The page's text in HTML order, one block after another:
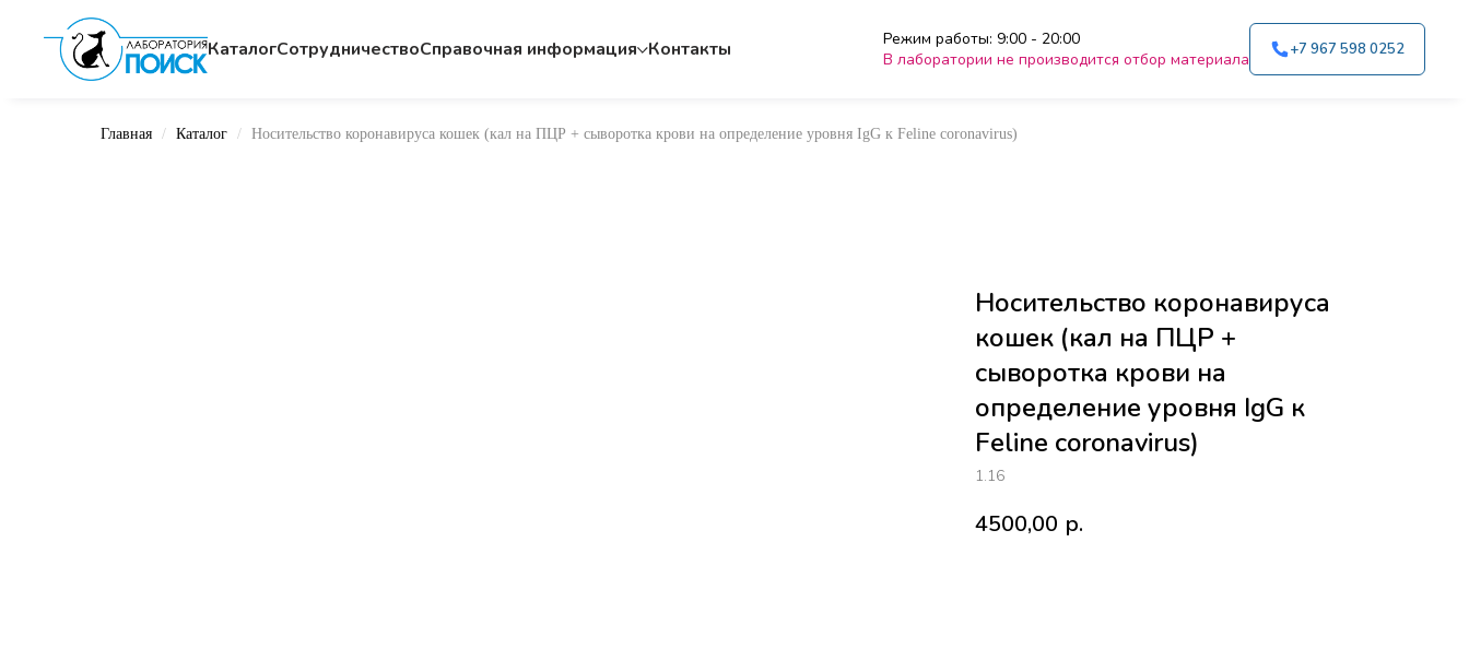
КаталогСотрудничествоCправочная информация Контакты
Режим работы: 9:00 - 20:00
В лаборатории не производится отбор материала
+7 967 598 0252
Главная Каталог Носительство коронавируса кошек (кал на ПЦР + сыворотка крови на определение уровня IgG к Feline coronavirus)
Носительство коронавируса
кошек (кал на ПЦР +
сыворотка крови на
определение уровня IgG к
Feline coronavirus)
1.16
4500,00 р.